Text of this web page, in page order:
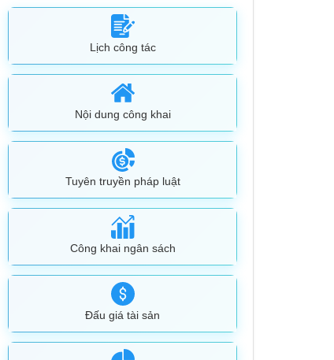
Lịch công tác
Nội dung công khai
Tuyên truyền pháp luật
Công khai ngân sách
Đấu giá tài sản